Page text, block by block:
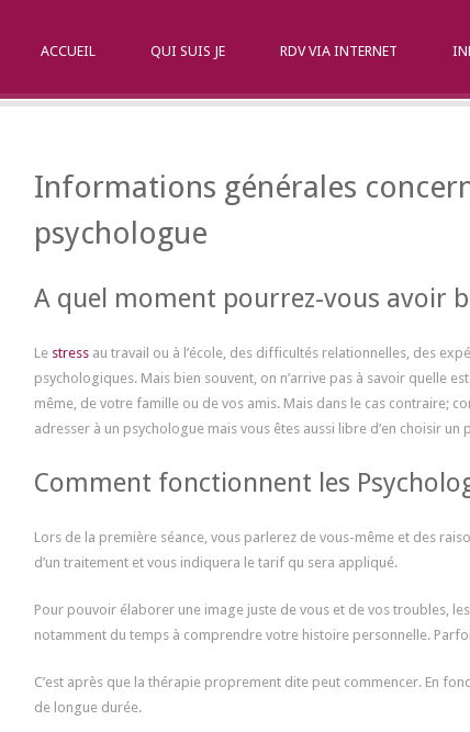
ACCUEIL QUI SUIS JE RDV VIA INTERNET
Informations générales
psychologue
A quel moment pourrez-vous avoir
Le stressau travail ou à l’école, des difficultés relationnelles, des
psychologiques. Mais bien souvent, on n’arrive pas à savoir quelle
même, de votre famille ou de vos amis. Mais dans le cas contraire;
adresser à un psychologue mais vous êtes aussi libre d’en choisir un
Comment fonctionnent les
Lors de la première séance, vous parlerez de vous-même et des
d’un traitement et vous indiquera le tarif qu sera appliqué.
Pour pouvoir élaborer une image juste de vous et de vos troubles,
notamment du temps à comprendre votre histoire personnelle.
C’est après que la thérapie proprement dite peut commencer. En
de longue durée.